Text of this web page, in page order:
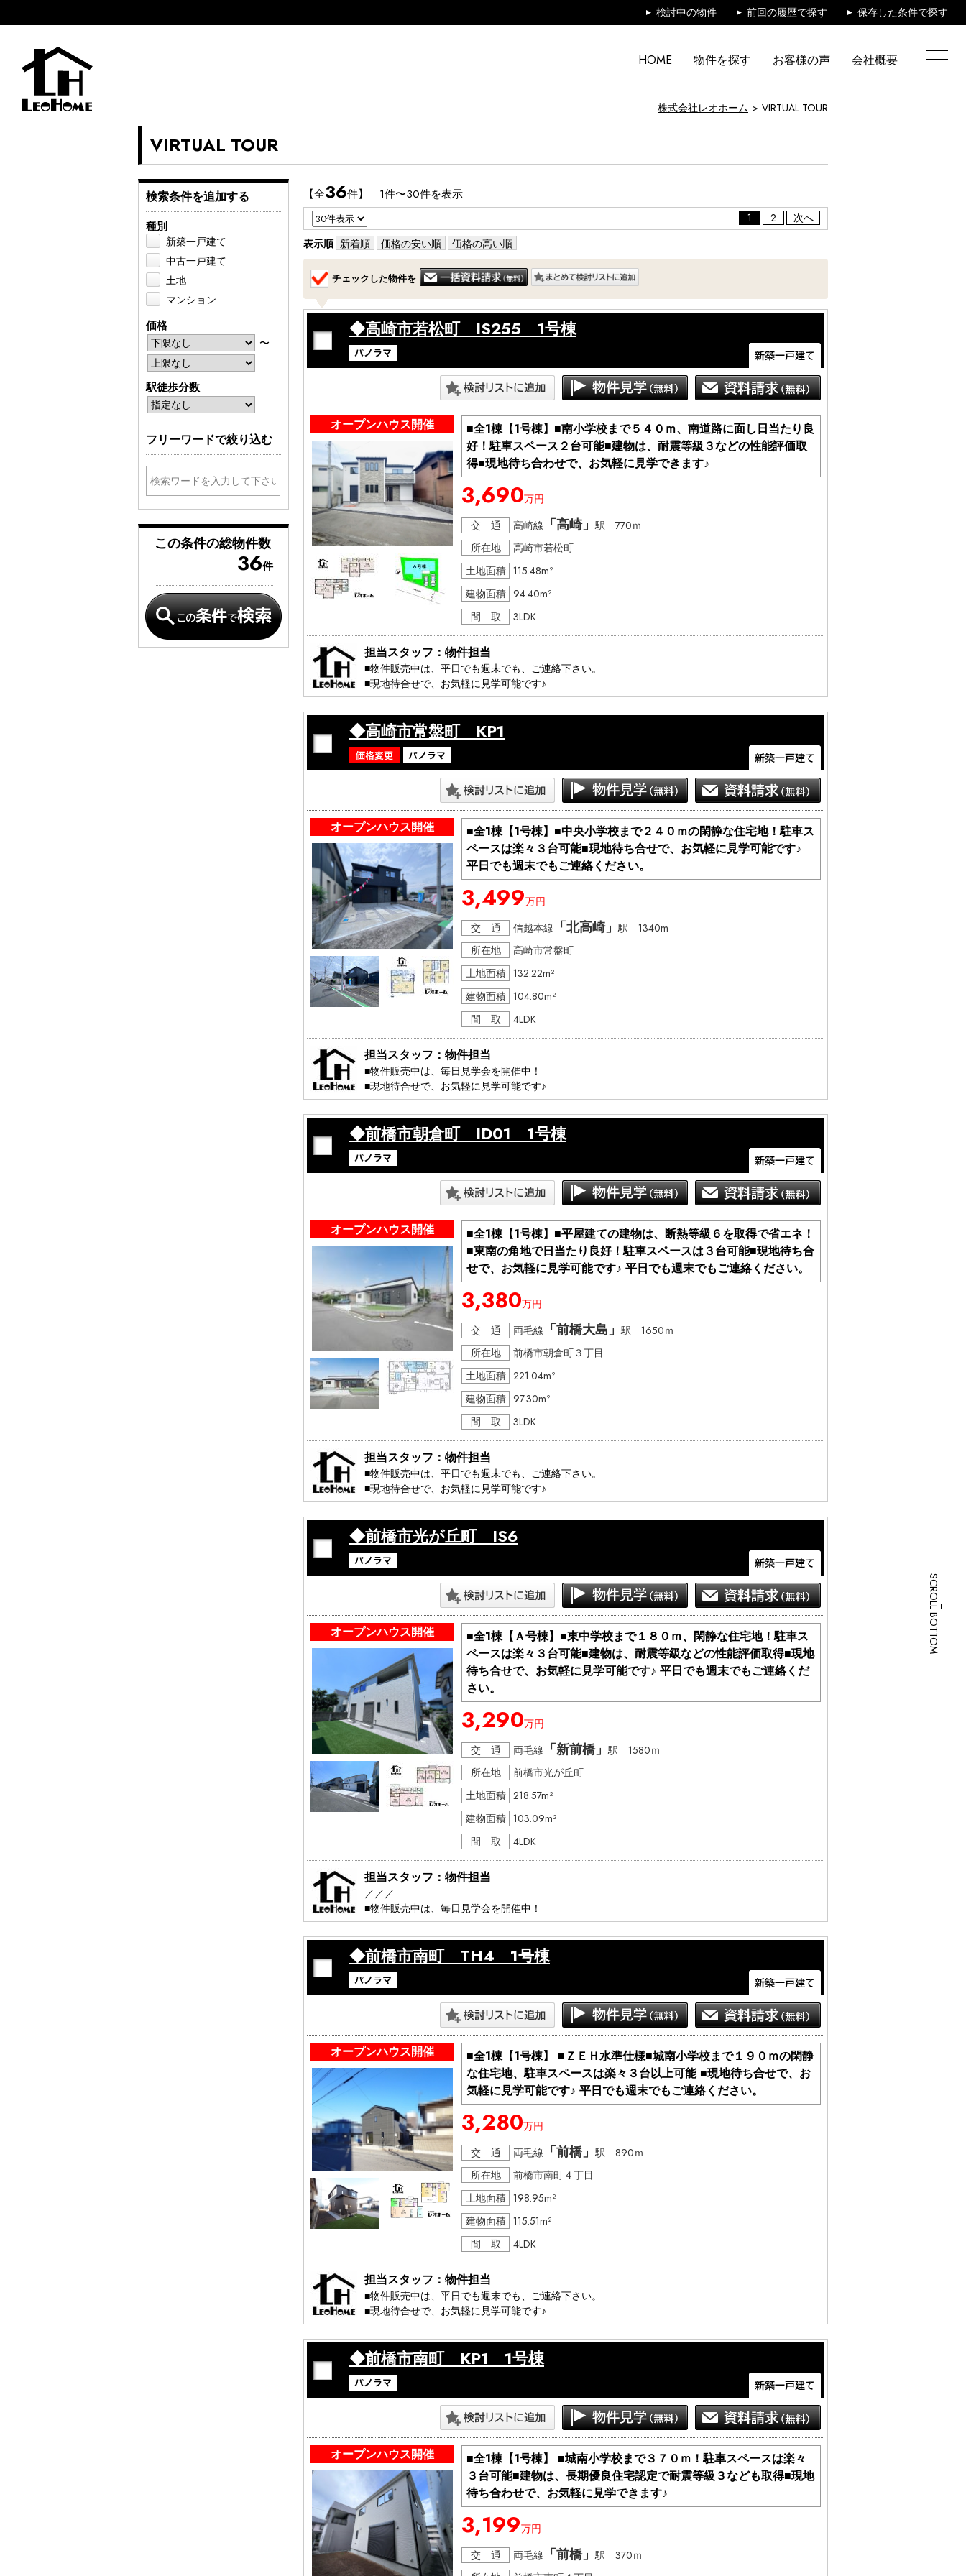
検討中の物件 前回の履歴で探す 保存した条件で探す
HOME 物件を探す お客様の声 会社概要
株式会社レオホーム VIRTUAL TOUR
VIRTUAL TOUR
【全36件】 1件〜30件を表示
1 2
次へ
表示順 新着順 価格の安い順 価格の高い順
チェックした物件を
◆高崎市若松町 IS255 1号棟
オープンハウス開催
■全1棟【1号棟】■南小学校まで５４０ｍ、南道路に面し日当たり良
好！駐車スペース２台可能■建物は、耐震等級３などの性能評価取
得■現地待ち合わせで、お気軽に見学できます♪
3,690万円
交 通
高崎線 「高崎」駅 770ｍ
所在地
高崎市若松町
土地面積 115.48m²
建物面積 94.40m²
間 取
3LDK
担当スタッフ：物件担当
■物件販売中は、平日でも週末でも、ご連絡下さい。
■現地待合せで、お気軽に見学可能です♪
・・・見学コース・・・・・・・・・・・
①ちょこっと見学　20分～
（ちょっと見てみたい方）
②しっかり見学　　40分～
（説明も交えて見たい方）
③知りたい見学　　50分～
（購入に関するの事を知りたい方）
・・・・・・・・・・・・・・・・・・・
＞＞＞ 見学日：平日でも週末でも
＞＞ 開催時間：10:00～17：00
＞ その他、時間外でもご相談ください。
※極力、お客様のご都合に合わせますが、先約などがある場合もございます。
※物件は流動的な為、売れてしまう場合や突然の価格変更などもございます。お手数をですが、お電
話にてご確認下さい。
不動産購入は、分からないことが多いかと思います。現地見学ついでに購入に関して、いろいろとお
勉強しませんか？
もちろん、お電話のみでの無料相談も随時受付中です。不動産に関することは、単に確認したいだけ
◆高崎市常盤町 KP1
オープンハウス開催
■全1棟【1号棟】■中央小学校まで２４０ｍの閑静な住宅地！駐車ス
ペースは楽々３台可能■現地待ち合せで、お気軽に見学可能です♪
平日でも週末でもご連絡ください。
3,499万円
交 通
信越本線 「北高崎」駅 1340m
所在地
高崎市常盤町
土地面積 132.22m²
建物面積 104.80m²
間 取
4LDK
担当スタッフ：物件担当
■物件販売中は、毎日見学会を開催中！
■現地待合せで、お気軽に見学可能です♪
・・・見学コース・・・・・・
１，ちょこっと見学　20分～
（ちょっと見てみたい方）
２，しっかり見学　　40分～
（説明も交えて見たい方）
３，知りたい見学　　50分～
（購入に関するの事を知りたい方）
・・・・・・・・・・・・・・
＞ 見学日：平日でも週末でも
＞ 開催時間：10:00～17：00
＞ その他、時間外でもご相談ください。
※極力、お客様のご都合に合わせますが、先約などがある場合もございます。
※物件は流動的な為、売れてしまう場合や突然の価格変更などもございます。お手数をですが、お電
◆前橋市朝倉町 ID01 1号棟
オープンハウス開催
■全1棟【1号棟】■平屋建ての建物は、断熱等級６を取得で省エネ！
■東南の角地で日当たり良好！駐車スペースは３台可能■現地待ち合
せで、お気軽に見学可能です♪ 平日でも週末でもご連絡ください。
3,380万円
交 通
両毛線 「前橋大島」駅 1650ｍ
所在地
前橋市朝倉町３丁目
土地面積 221.04m²
建物面積 97.30m²
間 取
3LDK
担当スタッフ：物件担当
■物件販売中は、平日でも週末でも、ご連絡下さい。
■現地待合せで、お気軽に見学可能です♪
・・・見学コース・・・・・・・・・・・
①ちょこっと見学　20分～
（ちょっと見てみたい方）
②しっかり見学　　40分～
（説明も交えて見たい方）
③知りたい見学　　50分～
（購入に関するの事を知りたい方）
・・・・・・・・・・・・・・・・・・・
＞＞＞ 見学日：平日でも週末でも
＞＞ 開催時間：10:00～17：00
＞ その他、時間外でもご相談ください。
※極力、お客様のご都合に合わせますが、先約などがある場合もございます。
※物件は流動的な為、売れてしまう場合や突然の価格変更などもございます。お手数をですが、お電
話にてご確認下さい。
不動産購入は、分からないことが多いかと思います。現地見学ついでに購入に関して、いろいろとお
勉強しませんか？
もちろん、お電話のみでの無料相談も随時受付中です。不動産に関することは、単に確認したいだけ
◆前橋市光が丘町 IS6
オープンハウス開催
■全1棟【Ａ号棟】■東中学校まで１８０ｍ、閑静な住宅地！駐車ス
ペースは楽々３台可能■建物は、耐震等級などの性能評価取得■現地
待ち合せで、お気軽に見学可能です♪ 平日でも週末でもご連絡くだ
さい。
3,290万円
交 通
両毛線 「新前橋」駅 1580ｍ
所在地
前橋市光が丘町
土地面積 218.57m²
建物面積 103.09m²
間 取
4LDK
担当スタッフ：物件担当
／／／
■物件販売中は、毎日見学会を開催中！
■現地待合せで、お気軽に見学可能です♪
・・・見学コース・・・・・・
１，ちょこっと見学　20分～
（ちょっと見てみたい方）
２，しっかり見学　　40分～
（説明も交えて見たい方）
３，知りたい見学　　50分～
（購入に関するの事を知りたい方）
・・・・・・・・・・・・・・
＞ 見学日：平日でも週末でも
＞ 開催時間：10:00～17：00
＞ その他、時間外でもご相談ください。
※極力、お客様のご都合に合わせますが、先約などがある場合もございます。
※物件は流動的な為、売れてしまう場合や突然の価格変更などもございます。お手数をですが、お電
◆前橋市南町 TH4 1号棟
オープンハウス開催
■全1棟【1号棟】 ■ＺＥＨ水準仕様■城南小学校まで１９０ｍの閑静
な住宅地、駐車スペースは楽々３台以上可能 ■現地待ち合せで、お
気軽に見学可能です♪ 平日でも週末でもご連絡ください。
3,280万円
交 通
両毛線 「前橋」駅 890ｍ
所在地
前橋市南町４丁目
土地面積 198.95m²
建物面積 115.51m²
間 取
4LDK
担当スタッフ：物件担当
■物件販売中は、平日でも週末でも、ご連絡下さい。
■現地待合せで、お気軽に見学可能です♪
・・・見学コース・・・・・・・・・・・
①ちょこっと見学　20分～
（ちょっと見てみたい方）
②しっかり見学　　40分～
（説明も交えて見たい方）
③知りたい見学　　50分～
（購入に関するの事を知りたい方）
・・・・・・・・・・・・・・・・・・・
＞＞＞ 見学日：平日でも週末でも
＞＞ 開催時間：10:00～17：00
＞ その他、時間外でもご相談ください。
※極力、お客様のご都合に合わせますが、先約などがある場合もございます。
※物件は流動的な為、売れてしまう場合や突然の価格変更などもございます。お手数をですが、お電
話にてご確認下さい。
◆前橋市南町 KP1 1号棟
オープンハウス開催
■全1棟【1号棟】 ■城南小学校まで３７０ｍ！駐車スペースは楽々
３台可能■建物は、長期優良住宅認定で耐震等級３なども取得■現地
待ち合わせで、お気軽に見学できます♪
3,199万円
交 通
両毛線 「前橋」駅 370ｍ
検索条件を追加する
種別
新築一戸建て
中古一戸建て
土地
マンション
価格
〜
駅徒歩分数
フリーワードで絞り込む
この条件の総物件数
36件
SCROLL BOTTOM